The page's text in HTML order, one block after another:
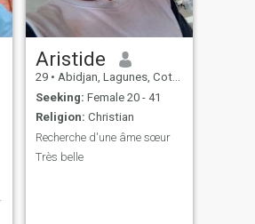
Aristide
29 • Abidjan, Lagunes, Cote d'Ivoire
Seeking: Female 20 - 41
Religion: Christian
Recherche d'une âme sœur
Très belle